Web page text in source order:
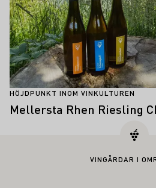
HÖJDPUNKT INOM VINKULTUREN
Mellersta Rhen Riesling
VINGÅRDAR I